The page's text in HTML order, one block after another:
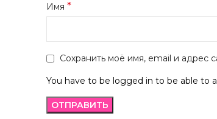
Имя *
Сохранить моё имя, email и адрес
You have to be logged in to be able to